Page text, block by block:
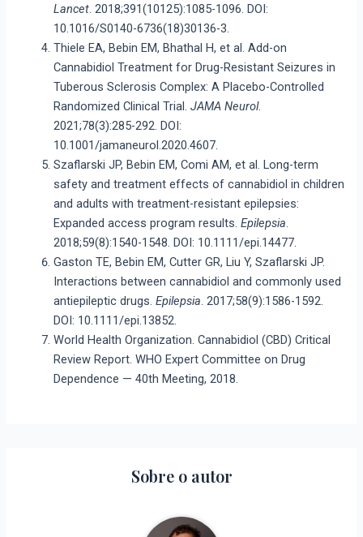
Lancet. 2018;391(10125):1085-1096. DOI:
10.1016/S0140-6736(18)30136-3.
Thiele EA, Bebin EM, Bhathal H, et al. Add-on
Cannabidiol Treatment for Drug-Resistant Seizures in
Tuberous Sclerosis Complex: A Placebo-Controlled
Randomized Clinical Trial.JAMA Neurol.
2021;78(3):285-292. DOI:
10.1001/jamaneurol.2020.4607.
Szaflarski JP, Bebin EM, Comi AM, et al. Long-term
safety and treatment effects of cannabidiol in children
and adults with treatment-resistant epilepsies:
Expanded access program results.Epilepsia.
2018;59(8):1540-1548. DOI: 10.1111/epi.14477.
Gaston TE, Bebin EM, Cutter GR, Liu Y, Szaflarski JP.
Interactions between cannabidiol and commonly used
antiepileptic drugs.Epilepsia. 2017;58(9):1586-1592.
DOI: 10.1111/epi.13852.
World Health Organization. Cannabidiol (CBD) Critical
Review Report. WHO Expert Committee on Drug
Dependence — 40th Meeting, 2018.
Sobre o autor